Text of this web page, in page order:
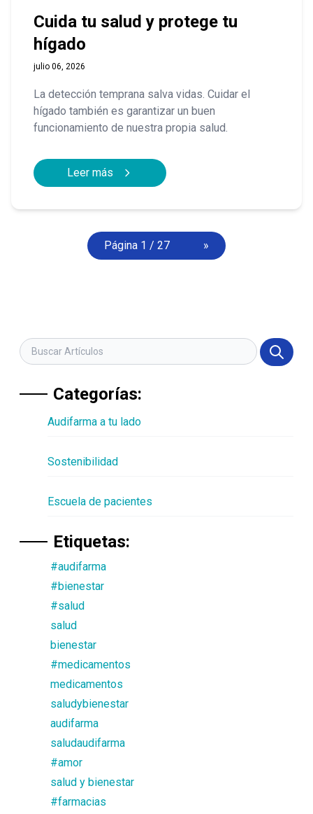
Cuida tu salud y protege tu
hígado
julio 06, 2026
La detección temprana salva vidas. Cuidar el
hígado también es garantizar un buen
funcionamiento de nuestra propia salud.
Leer más
Página 1 / 27 »
Categorías:
Audifarma a tu lado
Sostenibilidad
Escuela de pacientes
Etiquetas:
#audifarma
#bienestar
#salud
salud
bienestar
#medicamentos
medicamentos
saludybienestar
audifarma
saludaudifarma
#amor
salud y bienestar
#farmacias